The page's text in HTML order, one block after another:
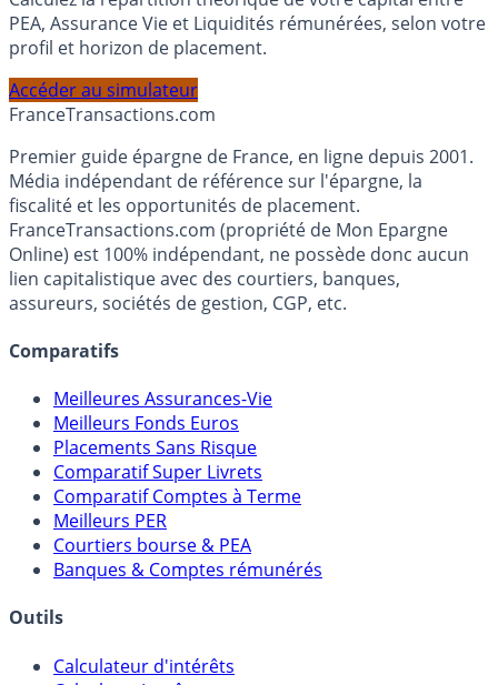
Calculez la répartition théorique de votre capital entre
PEA, Assurance Vie et Liquidités rémunérées, selon votre
profil et horizon de placement.
Accéder au simulateur
FranceTransactions.com
Premier guide épargne de France, en ligne depuis 2001.
Média indépendant de référence sur l'épargne, la
fiscalité et les opportunités de placement.
FranceTransactions.com (propriété de Mon Epargne
Online) est 100% indépendant, ne possède donc aucun
lien capitalistique avec des courtiers, banques,
Meilleures Assurances-Vie
Meilleurs Fonds Euros
Placements Sans Risque
Comparatif Super Livrets
Comparatif Comptes à Terme
Meilleurs PER
Courtiers bourse & PEA